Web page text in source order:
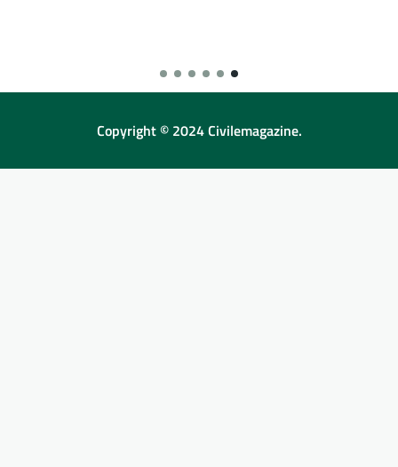
Copyright © 2024 Civilemagazine.